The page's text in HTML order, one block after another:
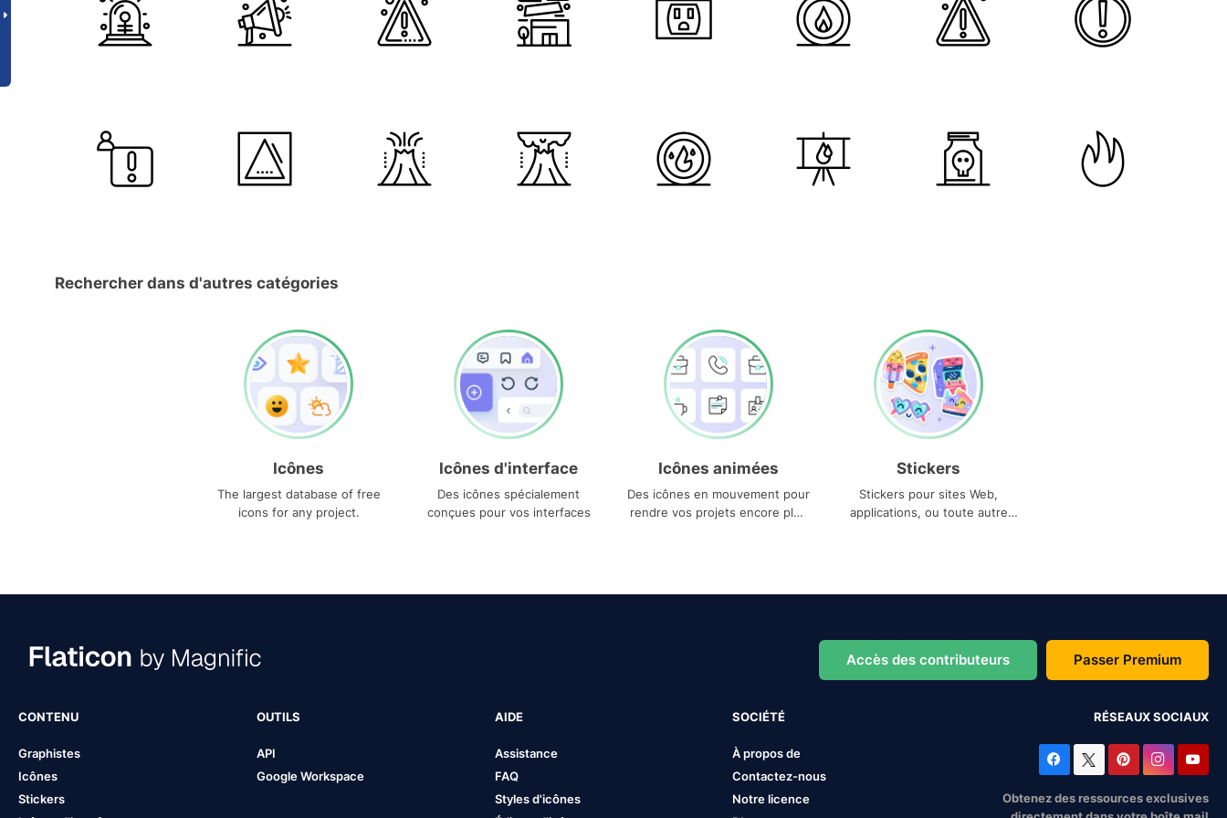
Rechercher dans d'autres catégories
Icônes
The largest database of free
icons for any project.
Icônes d'interface
Des icônes spécialement
conçues pour vos interfaces
Icônes animées
Des icônes en mouvement pour
rendre vos projets encore plus
Stickers
Stickers pour sites Web,
applications, ou toute autre
Accès des contributeurs Passer Premium
CONTENU
Graphistes
Icônes
Stickers
OUTILS
API
Google Workspace
AIDE
Assistance
FAQ
Styles d'icônes
SOCIÉTÉ
À propos de
Contactez-nous
Notre licence
RÉSEAUX SOCIAUX
Obtenez des ressources exclusives